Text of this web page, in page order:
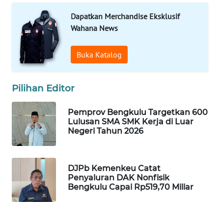
Dapatkan Merchandise Eksklusif
Wahana News
Buka Katalog
Pilihan Editor
Pemprov Bengkulu Targetkan 600
Lulusan SMA SMK Kerja di Luar
Negeri Tahun 2026
DJPb Kemenkeu Catat
Penyaluran DAK Nonfisik
Bengkulu Capai Rp519,70 Miliar
WAHANANEWS
ID
WAHANANEWS
CO ID
NET
WAHANA
SPORT
UMKM
WAHANA
SELEB